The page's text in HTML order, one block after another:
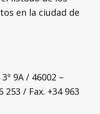
en la ciudad de
9A / 46002 –
253 / Fax. +34 963